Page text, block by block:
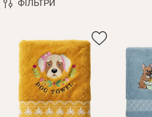
НОВИНКИ
ДЛЯ КОТІВ
Оплата і доставка
Програма лояльності
ФІЛЬТРИ